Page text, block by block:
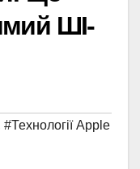
ШІ-
#Технології Apple